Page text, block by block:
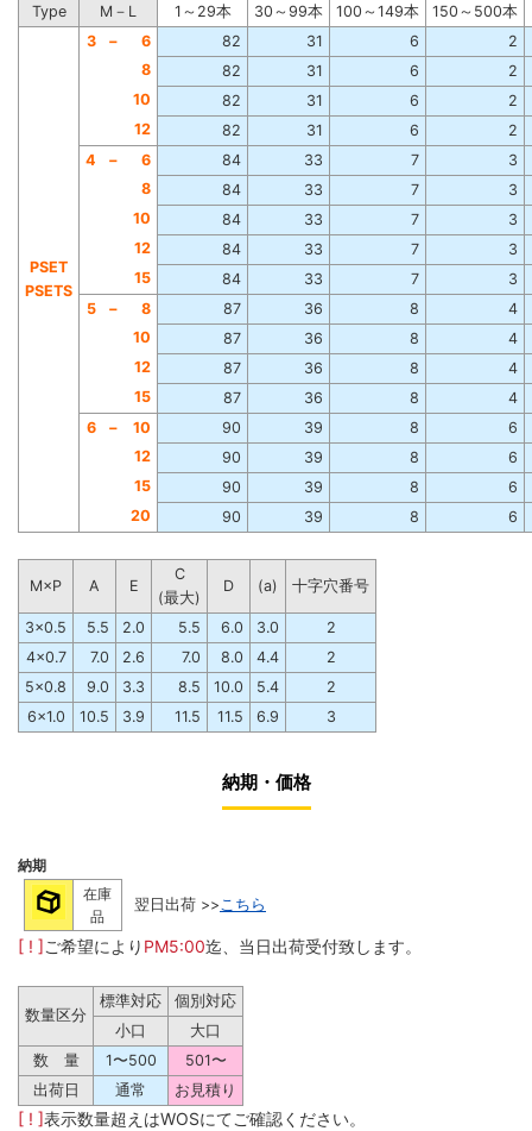
Type
M－L 1～29本 30～99本 100～149本 150～500本
PSET
PSETS
3 − 6 82 31 6
2
8
82 31 6
2
10
82 31 6
2
12
82 31 6
2
4
− 6 84 33 7
3
8
84 33 7
3
10
84 33 7
3
12
84 33 7
3
15
84 33 7
3
5
− 8 87 36 8
4
10
87 36 8
4
12
87 36 8
4
15
87 36 8
4
6
− 10 90 39 8
6
12
90 39 8
6
15
90 39 8
6
20
90 39 8 6
M×P A E
C
(最大)
D (a) 十字穴番号
3×0.5 5.5 2.0 5.5 6.0 3.0
2
4×0.7
7.0 2.6 7.0 8.0 4.4
2
5×0.8
9.0 3.3 8.5 10.0 5.4
2
6×1.0
10.5 3.9 11.5 11.5 6.9 3
納期・価格
納期
在庫
品
翌日出荷 >> こちら
[ ! ]ご希望により PM5:00迄、当日出荷受付致します。
数量区分
標準対応
個別対応
小口
大口
数 量
1〜500
501〜
出荷日
通常 お見積り
[ ! ]表示数量超えはWOSにてご確認ください。